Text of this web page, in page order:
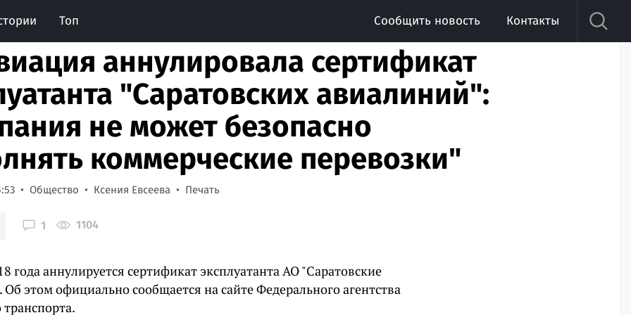
Топ Сообщить новость Контакты
аннулировала сертификат
"Саратовских авиалиний":
не может безопасно
коммерческие перевозки"
Общество Ксения Евсеева Печать
1 1104
года аннулируется сертификат эксплуатанта АО "Саратовские
этом официально сообщается на сайте Федерального агентства